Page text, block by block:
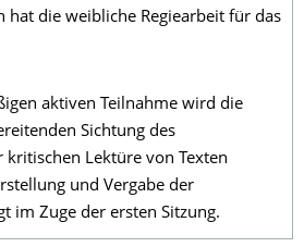
hat die weibliche Regiearbeit für das
aktiven Teilnahme wird die
Sichtung des
Lektüre von Texten
und Vergabe der
im Zuge der ersten Sitzung.